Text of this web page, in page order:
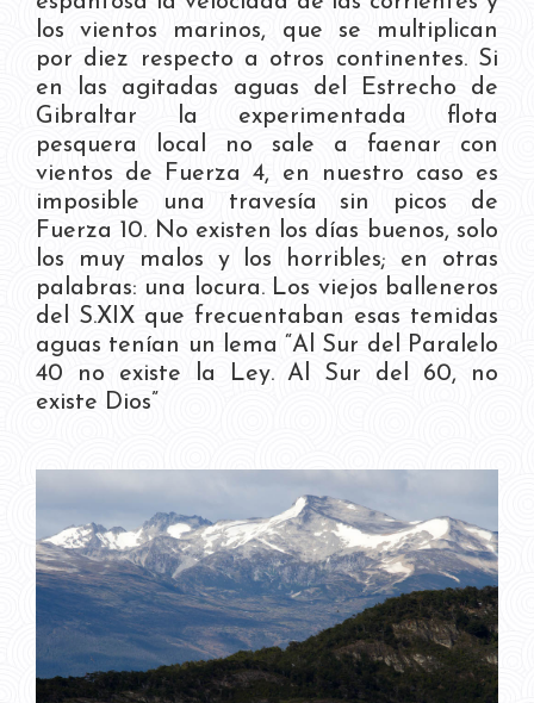
los vientos marinos, que se multiplican
por diez respecto a otros continentes. Si
en las agitadas aguas del Estrecho de
Gibraltar la experimentada flota
pesquera local no sale a faenar con
vientos de Fuerza 4, en nuestro caso es
imposible una travesía sin picos de
Fuerza 10. No existen los días buenos, solo
los muy malos y los horribles; en otras
palabras: una locura. Los viejos balleneros
del S.XIX que frecuentaban esas temidas
aguas tenían un lema “Al Sur del Paralelo
40 no existe la Ley. Al Sur del 60, no
existe Dios”